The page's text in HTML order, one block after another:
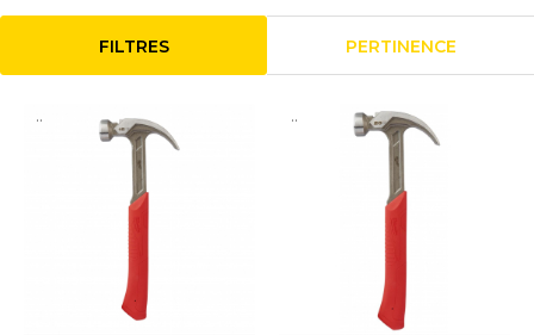
FILTRES PERTINENCE
.. ..